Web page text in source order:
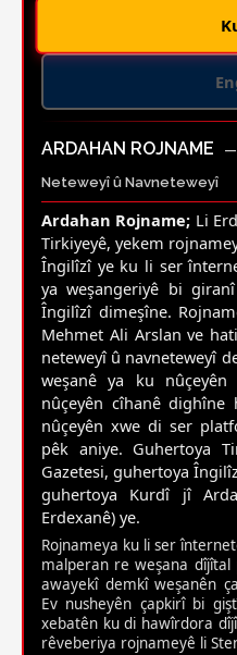
ARDAHAN ROJNAME
—
Neteweyî û Navneteweyî
Ardahan Rojname; Li
Tirkiyeyê, yekem
Îngilîzî ye ku li ser
ya weşangeriyê bi
Îngilîzî dimeşîne.
Mehmet Ali Arslan ve
neteweyî û navneteweyî
weşanê ya ku
nûçeyên cîhanê dighîne
nûçeyên xwe di ser
pêk aniye. Guhertoya
Gazetesi, guhertoya
guhertoya Kurdî jî
Erdexanê) ye.
Rojnameya ku li ser
malperan re weşana
awayekî demkî weşanên
Ev nusheyên çapkirî bi
xebatên ku di hawîrdora
rêveberiya rojnameyê li